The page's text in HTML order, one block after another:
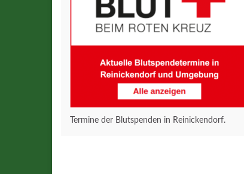
Termine der Blutspenden in Reinickendorf.